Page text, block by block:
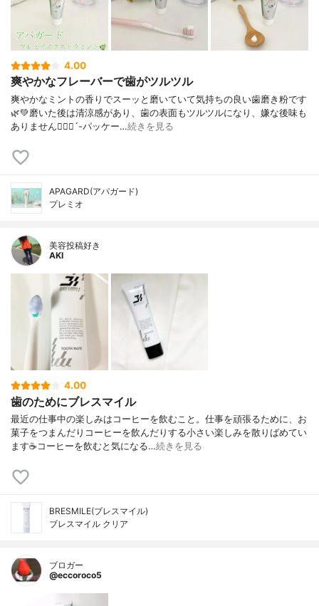
4.00
爽やかなフレーバーで歯がツルツル
爽やかなミントの香りでスーッと磨いていて気持ちの良い歯磨き粉です
🌿💚磨いた後は清涼感があり、歯の表面もツルツルになり、嫌な後味も
ありません🙋🏻‍♀️´-パッケー…続きを見る
APAGARD(アパガード)
プレミオ
美容投稿好き
AKI
4.00
歯のためにブレスマイル
最近の仕事中の楽しみはコーヒーを飲むこと。仕事を頑張るために、お
菓子をつまんだりコーヒーを飲んだりする小さい楽しみを散りばめてい
ます☕️コーヒーを飲むと気になる…続きを見る
BRESMILE(ブレスマイル)
ブレスマイル クリア
ブロガー
@eccoroco5